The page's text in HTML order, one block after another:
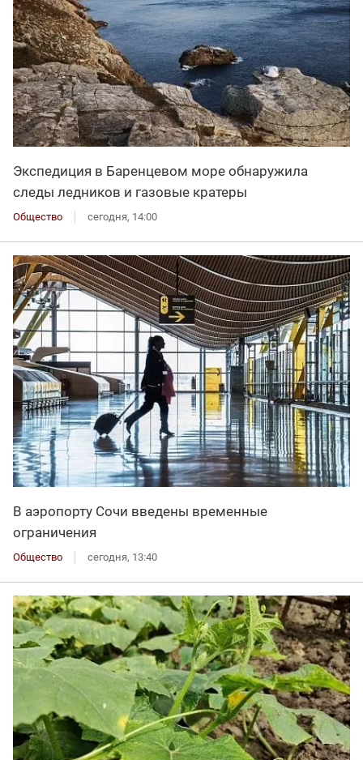
Экспедиция в Баренцевом море обнаружила
следы ледников и газовые кратеры
Общество сегодня, 14:00
В аэропорту Сочи введены временные
ограничения
Общество сегодня, 13:40